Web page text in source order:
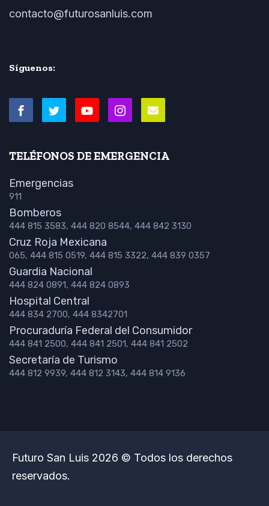
contacto@futurosanluis.com
Síguenos:
TELÉFONOS DE EMERGENCIA
Emergencias
911
Bomberos
444 815 3583, 444 820 8544, 444 842 3130
Cruz Roja Mexicana
065, 444 815 0519, 444 815 3322, 444 839 0357
Guardia Nacional
444 824 0891, 444 824 0893
Hospital Central
444 834 2700, 444 8342701
Procuraduría Federal del Consumidor
444 841 2500, 444 841 2501, 444 841 2502
Secretaría de Turismo
444 812 9939, 444 812 3143, 444 814 9136
Futuro San Luis 2026 © Todos los derechos
reservados.